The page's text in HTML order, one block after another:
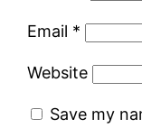
Email *
Website
Save my